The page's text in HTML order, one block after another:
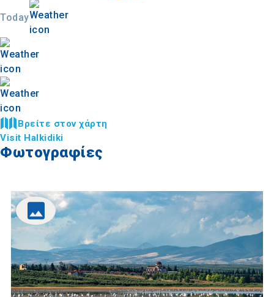
Today
Βρείτε στον χάρτη
Visit Halkidiki
Φωτογραφίες